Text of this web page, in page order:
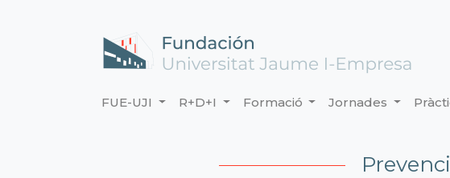
FUE-UJI R+D+I Formació Jornades